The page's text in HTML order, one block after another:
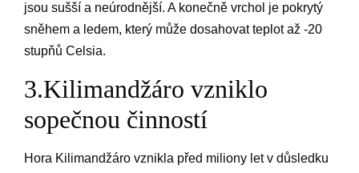
jsou sušší a neúrodnější. A konečně vrchol je pokrytý
sněhem a ledem, který může dosahovat teplot až -20
stupňů Celsia.
3.Kilimandžáro vzniklo
sopečnou činností
Hora Kilimandžáro vznikla před miliony let v důsledku